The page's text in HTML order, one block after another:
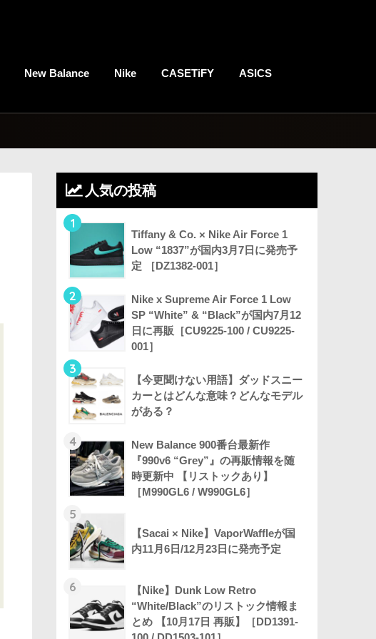
New Balance Nike CASETiFY ASICS
人気の投稿
1
Tiffany & Co. × Nike Air Force 1
Low “1837”が国内3月7日に発売予
定 ［DZ1382-001］
2
Nike x Supreme Air Force 1 Low
SP “White” & “Black”が国内7月12
日に再販［CU9225-100 / CU9225-
001］
3
【今更聞けない用語】ダッドスニー
カーとはどんな意味？どんなモデル
がある？
4
New Balance 900番台最新作
『990v6 “Grey”』の再販情報を随
時更新中 【リストックあり】
［M990GL6 / W990GL6］
5
【Sacai × Nike】VaporWaffleが国
内11月6日/12月23日に発売予定
6
【Nike】Dunk Low Retro
“White/Black”のリストック情報ま
とめ 【10月17日 再販】［DD1391-